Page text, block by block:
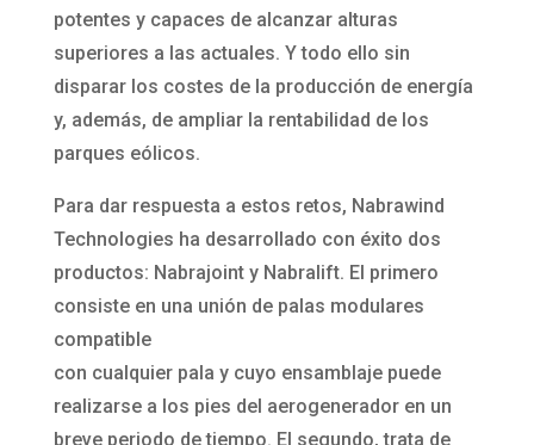
potentes y capaces de alcanzar alturas
superiores a las actuales. Y todo ello sin
disparar los costes de la producción de energía
y, además, de ampliar la rentabilidad de los
parques eólicos.
Para dar respuesta a estos retos, Nabrawind
Technologies ha desarrollado con éxito dos
productos: Nabrajoint y Nabralift. El primero
consiste en una unión de palas modulares
compatible
con cualquier pala y cuyo ensamblaje puede
realizarse a los pies del aerogenerador en un
breve periodo de tiempo. El segundo, trata de